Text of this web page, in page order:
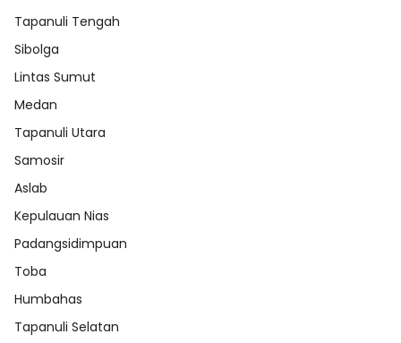
Tapanuli Tengah
Sibolga
Lintas Sumut
Medan
Tapanuli Utara
Samosir
Aslab
Kepulauan Nias
Padangsidimpuan
Toba
Humbahas
Tapanuli Selatan